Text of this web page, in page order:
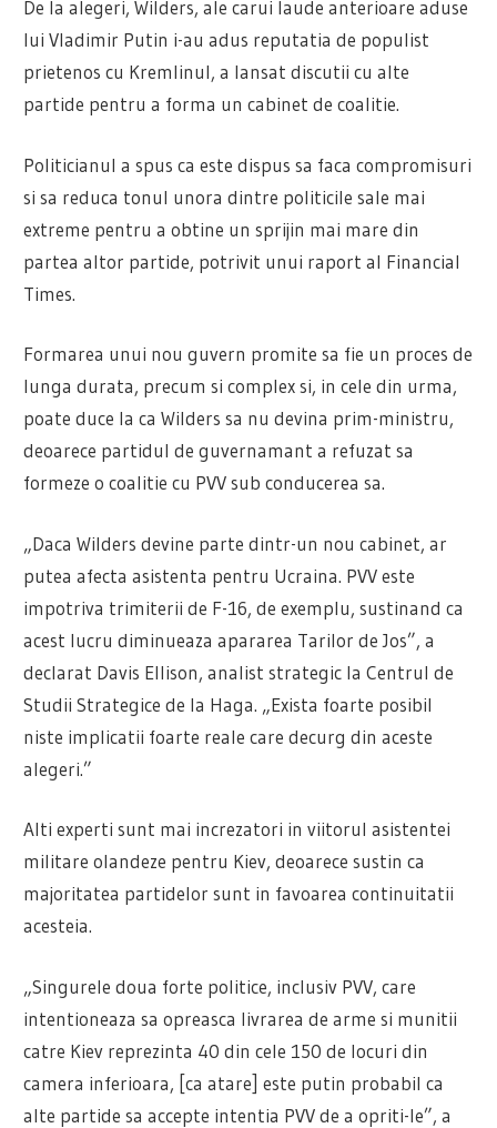
De la alegeri, Wilders, ale carui laude anterioare aduse
lui Vladimir Putin i-au adus reputatia de populist
prietenos cu Kremlinul, a lansat discutii cu alte
partide pentru a forma un cabinet de coalitie.
Politicianul a spus ca este dispus sa faca compromisuri
si sa reduca tonul unora dintre politicile sale mai
extreme pentru a obtine un sprijin mai mare din
partea altor partide, potrivit unui raport al Financial
Times.
Formarea unui nou guvern promite sa fie un proces de
lunga durata, precum si complex si, in cele din urma,
poate duce la ca Wilders sa nu devina prim-ministru,
deoarece partidul de guvernamant a refuzat sa
formeze o coalitie cu PVV sub conducerea sa.
„Daca Wilders devine parte dintr-un nou cabinet, ar
putea afecta asistenta pentru Ucraina. PVV este
impotriva trimiterii de F-16, de exemplu, sustinand ca
acest lucru diminueaza apararea Tarilor de Jos”, a
declarat Davis Ellison, analist strategic la Centrul de
Studii Strategice de la Haga. „Exista foarte posibil
niste implicatii foarte reale care decurg din aceste
alegeri.”
Alti experti sunt mai increzatori in viitorul asistentei
militare olandeze pentru Kiev, deoarece sustin ca
majoritatea partidelor sunt in favoarea continuitatii
acesteia.
„Singurele doua forte politice, inclusiv PVV, care
intentioneaza sa opreasca livrarea de arme si munitii
catre Kiev reprezinta 40 din cele 150 de locuri din
camera inferioara, [ca atare] este putin probabil ca
alte partide sa accepte intentia PVV de a opriti-le”, a